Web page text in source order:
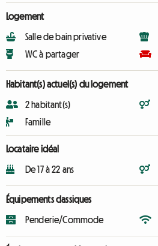
Logement
Salle de bain privative
WC à partager
Habitant(s) actuel(s) du logement
2 habitant(s)
Famille
Locataire idéal
De 17 à 22 ans
Équipements classiques
Penderie/Commode